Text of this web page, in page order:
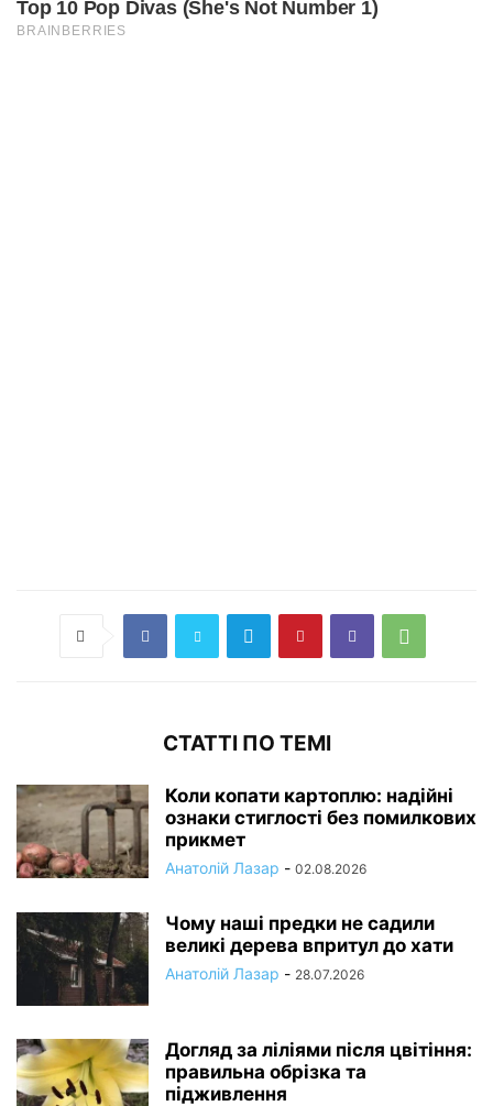
СТАТТІ ПО ТЕМІ
Коли копати картоплю: надійні
ознаки стиглості без помилкових
прикмет
Анатолій Лазар - 02.08.2026
Чому наші предки не садили
великі дерева впритул до хати
Анатолій Лазар - 28.07.2026
Догляд за ліліями після цвітіння:
правильна обрізка та
підживлення